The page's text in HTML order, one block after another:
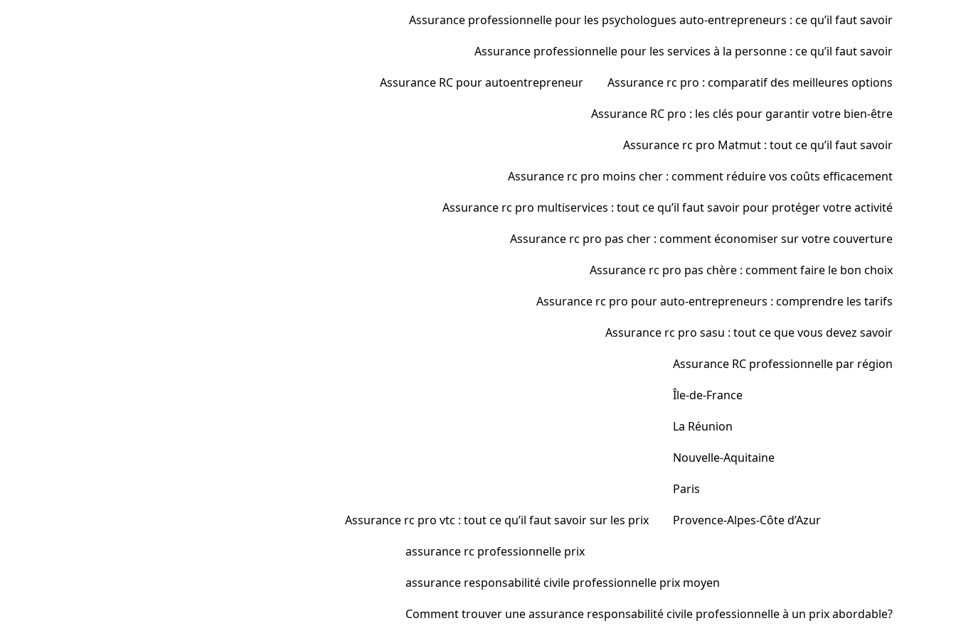
Assurance professionnelle pour les psychologues auto-entrepreneurs : ce qu’il faut savoir
Assurance professionnelle pour les services à la personne : ce qu’il faut savoir
Assurance RC pour autoentrepreneur
Assurance rc pro : comparatif des meilleures options
Assurance RC pro : les clés pour garantir votre bien-être
Assurance rc pro Matmut : tout ce qu’il faut savoir
Assurance rc pro moins cher : comment réduire vos coûts efficacement
Assurance rc pro multiservices : tout ce qu’il faut savoir pour protéger votre activité
Assurance rc pro pas cher : comment économiser sur votre couverture
Assurance rc pro pas chère : comment faire le bon choix
Assurance rc pro pour auto-entrepreneurs : comprendre les tarifs
Assurance rc pro sasu : tout ce que vous devez savoir
Assurance rc pro vtc : tout ce qu’il faut savoir sur les prix
Assurance RC professionnelle par région
Île-de-France
La Réunion
Nouvelle-Aquitaine
Paris
Provence-Alpes-Côte d’Azur
assurance rc professionnelle prix
assurance responsabilité civile professionnelle prix moyen
Comment trouver une assurance responsabilité civile professionnelle à un prix abordable?